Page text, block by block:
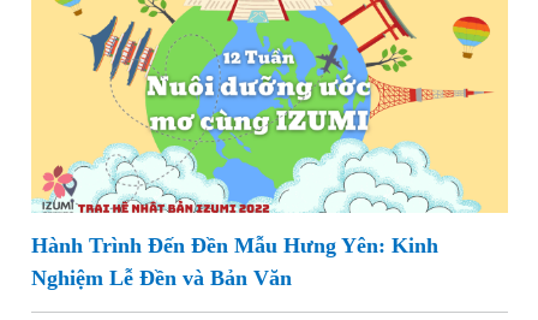
Hành Trình Đến Đền Mẫu Hưng Yên: Kinh
Nghiệm Lễ Đền và Bản Văn